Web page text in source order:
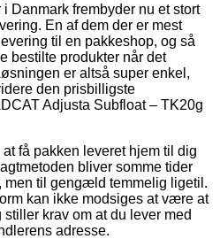
Danmark frembyder nu et stort
En af dem der er mest
til en pakkeshop, og så
bestilte produkter når det
er altså super enkel,
den prisbilligste
Adjusta Subfloat – TK20g
få pakken leveret hjem til dig
bliver somme tider
men til gengæld temmelig ligetil.
kan ikke modsiges at være at
krav om at du lever med
adresse.